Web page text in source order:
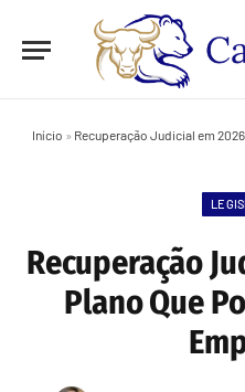
Início » Recuperação Judicial em
Recuperação
Plano Que